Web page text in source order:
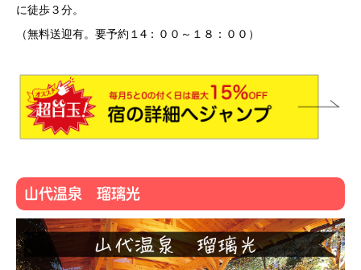
に徒歩３分。
（無料送迎有。要予約１4：００～１８：００）
山代温泉 瑠璃光